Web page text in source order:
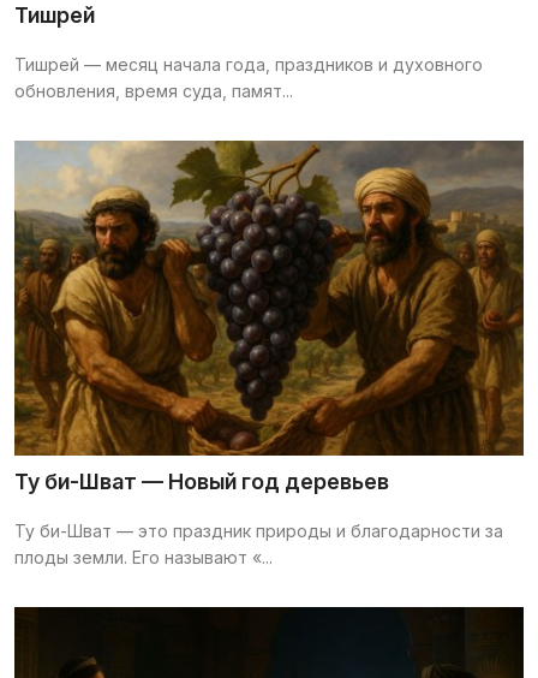
Тишрей
Тишрей — месяц начала года, праздников и духовного
обновления, время суда, памят...
Ту би-Шват — Новый год деревьев
Ту би-Шват — это праздник природы и благодарности за
плоды земли. Его называют «...